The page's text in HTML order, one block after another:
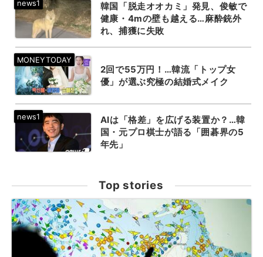
韓国「脱走オオカミ」発見、俊敏で
健康・4mの壁も越える…麻酔銃外
れ、捕獲に失敗
2回で55万円！…韓流「トップ女
優」が選ぶ究極の結婚式メイク
AIは「格差」を広げる装置か？…韓
国・元プロ棋士が語る「囲碁界の5
年先」
Top stories